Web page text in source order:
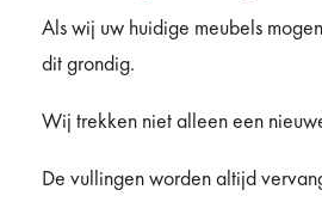
Als wij uw huidige meubels
dit grondig.
Wij trekken niet alleen een
De vullingen worden altijd